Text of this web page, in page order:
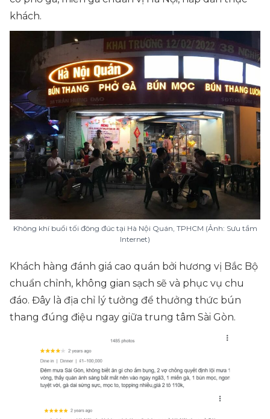
khách.
Không khí buổi tối đông đúc tại Hà Nội Quán, TPHCM (Ảnh: Sưu tầm
Internet)
Khách hàng đánh giá cao quán bởi hương vị Bắc Bộ
chuẩn chỉnh, không gian sạch sẽ và phục vụ chu
đáo. Đây là địa chỉ lý tưởng để thưởng thức bún
thang đúng điệu ngay giữa trung tâm Sài Gòn.